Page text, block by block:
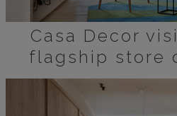
Casa Decor
flagship store